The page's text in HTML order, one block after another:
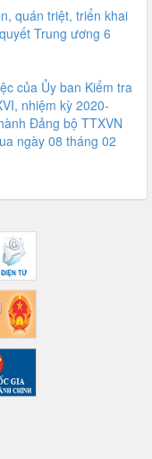
quán triệt, triển khai
Trung ương 6
của Ủy ban Kiểm tra
nhiệm kỳ 2020-
Đảng bộ TTXVN
ngày 08 tháng 02